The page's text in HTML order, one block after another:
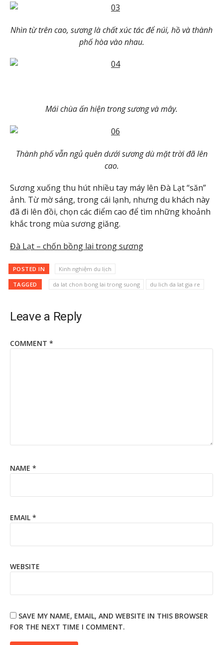
Nhìn từ trên cao, sương là chất xúc tác để núi, hồ và thành
phố hòa vào nhau.
Mái chùa ấn hiện trong sương và mây.
Thành phố vẫn ngủ quên dưới sương dù mặt trời đã lên
cao.
Sương xuống thu hút nhiều tay máy lên Đà Lạt “săn”
ảnh. Từ mờ sáng, trong cái lạnh, nhưng du khách này
đã đi lên đồi, chọn các điểm cao để tìm những khoảnh
khắc trong mùa sương giăng.
Đà Lạt – chốn bồng lai trong sương
POSTED IN Kinh nghiệm du lịch
TAGGED da lat chon bong lai trong suong du lich da lat gia re
Leave a Reply
COMMENT *
NAME *
EMAIL *
WEBSITE
SAVE MY NAME, EMAIL, AND WEBSITE IN THIS BROWSER
FOR THE NEXT TIME I COMMENT.